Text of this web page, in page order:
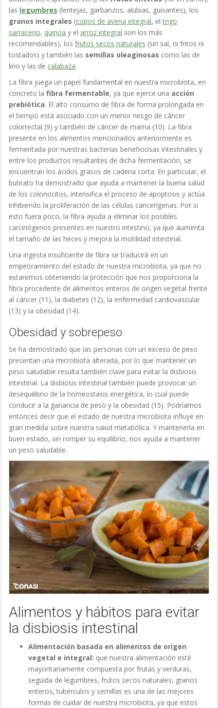
las legumbres (lentejas, garbanzos, alubias, guisantes), los
granos integrales (copos de avena integral, eltrigo
sarraceno, quinoa y el arroz integral son los más
recomendables), los frutos secos naturales (sin sal, ni fritos ni
tostados) y también las semillas oleaginosas como las de
lino y las de calabaza.
La fibra juega un papel fundamental en nuestra microbiota, en
concreto la fibra fermentable, ya que ejerce una acción
prebiótica. El alto consumo de fibra de forma prolongada en
el tiempo está asociado con un menor riesgo de cáncer
colorrectal (9) y también de cáncer de mama (10). La fibra
presente en los alimentos mencionados anteriormente es
fermentada por nuestras bacterias beneficiosas intestinales y
entre los productos resultantes de dicha fermentación, se
encuentran los ácidos grasos de cadena corta. En particular, el
butirato ha demostrado que ayuda a mantener la buena salud
de los colonocitos, intensifica el proceso de apoptosis y actúa
inhibiendo la proliferación de las células cancerígenas. Por si
esto fuera poco, la fibra ayuda a eliminar los posibles
carcinógenos presentes en nuestro intestino, ya que aumenta
el tamaño de las heces y mejora la motilidad intestinal.
Una ingesta insuficiente de fibra se traducirá en un
empeoramiento del estado de nuestra microbiota, ya que no
estaremos obteniendo la protección que nos proporciona la
fibra procedente de alimentos enteros de origen vegetal frente
al cáncer (11), la diabetes (12), la enfermedad cardiovascular
(13) y la obesidad (14).
Obesidad y sobrepeso
Se ha demostrado que las personas con un exceso de peso
presentan una microbiota alterada, por lo que mantener un
peso saludable resulta también clave para evitar la disbiosis
intestinal. La disbiosis intestinal también puede provocar un
desequilibrio de la homeostasis energética, lo cual puede
conducir a la ganancia de peso y la obesidad (15). Podríamos
entonces decir que el estado de nuestra microbiota influye en
gran medida sobre nuestra salud metabólica. Y mantenerla en
buen estado, sin romper su equilibrio, nos ayuda a mantener
un peso saludable.
Alimentos y hábitos para evitar
la disbiosis intestinal
Alimentación basada en alimentos de origen
vegetal e integral: que nuestra alimentación esté
mayoritariamente compuesta por frutas y verduras,
seguida de legumbres, frutos secos naturales, granos
enteros, tubérculos y semillas es una de las mejores
formas de cuidar de nuestra microbiota, ya que estos